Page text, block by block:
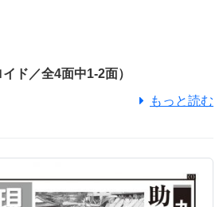
ド／全4面中1-2面）
もっと読む